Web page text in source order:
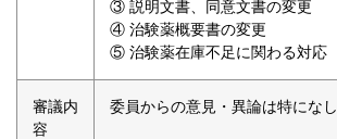
③ 説明文書、同意文書の変更
④ 治験薬概要書の変更
⑤ 治験薬在庫不足に関わる対応
審議内
容
委員からの意見・異論は特になし